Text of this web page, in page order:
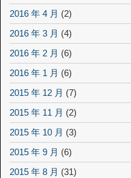
2016 年 4 月 (2)
2016 年 3 月 (4)
2016 年 2 月 (6)
2016 年 1 月 (6)
2015 年 12 月 (7)
2015 年 11 月 (2)
2015 年 10 月 (3)
2015 年 9 月 (6)
2015 年 8 月 (31)